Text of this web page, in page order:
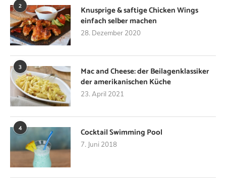
2
Knusprige & saftige Chicken Wings
einfach selber machen
28. Dezember 2020
3
Mac and Cheese: der Beilagenklassiker
der amerikanischen Küche
23. April 2021
4 Cocktail Swimming Pool
7. Juni 2018